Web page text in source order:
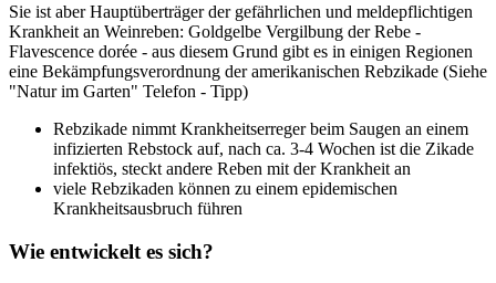
Sie ist aber Hauptüberträger der gefährlichen und meldepflichtigen
Krankheit an Weinreben: Goldgelbe Vergilbung der Rebe -
Flavescence dorée - aus diesem Grund gibt es in einigen Regionen
eine Bekämpfungsverordnung der amerikanischen Rebzikade (Siehe
"Natur im Garten" Telefon - Tipp)
Rebzikade nimmt Krankheitserreger beim Saugen an einem
infizierten Rebstock auf, nach ca. 3-4 Wochen ist die Zikade
infektiös, steckt andere Reben mit der Krankheit an
viele Rebzikaden können zu einem epidemischen
Krankheitsausbruch führen
Wie entwickelt es sich?